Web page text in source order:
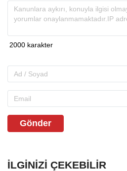
Gönder
İLGINIZI ÇEKEBILIR